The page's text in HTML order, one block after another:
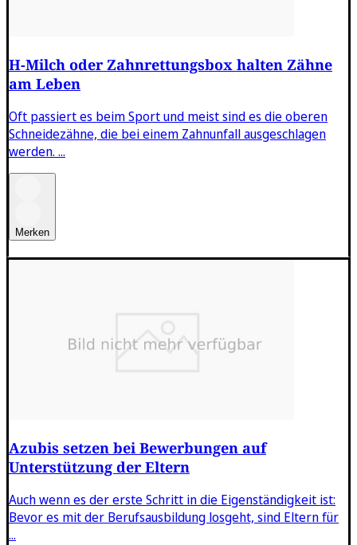
H-Milch oder Zahnrettungsbox halten Zähne
am Leben
Oft passiert es beim Sport und meist sind es die oberen
Schneidezähne, die bei einem Zahnunfall ausgeschlagen
werden. ...
Merken
Azubis setzen bei Bewerbungen auf
Unterstützung der Eltern
Auch wenn es der erste Schritt in die Eigenständigkeit ist:
Bevor es mit der Berufsausbildung losgeht, sind Eltern für
...